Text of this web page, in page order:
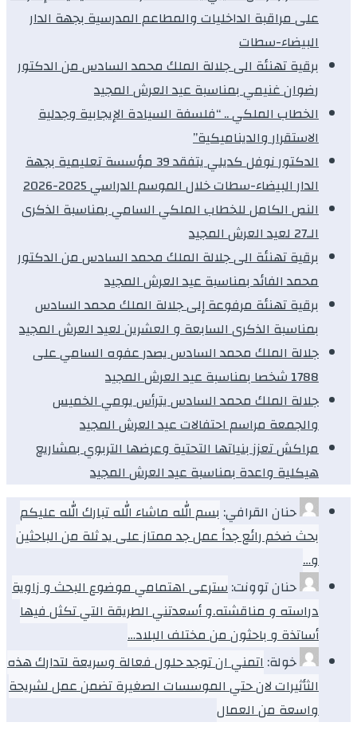
على مراقبة الداخليات والمطاعم المدرسية بجهة الدار
البيضاء-سطات
برقية تهنئة الى جلالة الملك محمد السادس من الدكتور
رضوان غنيمي بمناسبة عيد العرش المجيد
الخطاب الملكي .. “فلسفة السيادة الإيجابية وجدلية
الاستقرار والديناميكية”
الدكتور نوفل كديلي يتفقد 39 مؤسسة تعليمية بجهة
الدار البيضاء-سطات خلال الموسم الدراسي 2025-2026
النص الكامل للخطاب الملكي السامي بمناسبة الذكرى
الـ27 لعيد العرش المجيد
برقية تهنئة الى جلالة الملك محمد السادس من الدكتور
محمد الفائد بمناسبة عيد العرش المجيد
برقية تهنئة مرفوعة إلى جلالة الملك محمد السادس
بمناسبة الذكرى السابعة و العشرين لعيد العرش المجيد
جلالة الملك محمد السادس يصدر عفوه السامي على
1788 شخصا بمناسبة عيد العرش المجيد
جلالة الملك محمد السادس يترأس يومي الخميس
والجمعة مراسم احتفالات عيد العرش المجيد
مراكش تعزز بنياتها التحتية وعرضها التربوي بمشاريع
هيكلية واعدة بمناسبة عيد العرش المجيد
حنان القرافي: بسم الله ماشاء الله تبارك الله عليكم
بحث ضخم رائع جداً عمل جد ممتاز على يد ثلة من الباحثين
و…
حنان توونت:سترعى اهتمامي موضوع البحث و زاوية
دراسته و مناقشته.و أسعدتني الطريقة التي تكثل فيها
أساتذة و باحثون من مختلف البلاد…
خولة:اتمني ان توجد حلول فعالة وسريعة لتدارك هذه
الثأثيرات لان حتي الموسسات الصغيرة تضمن عمل لشريحة
واسعة من العمال